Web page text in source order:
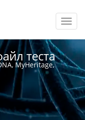
теста
MyHeritage,